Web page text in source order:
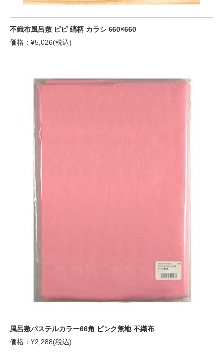
不織布風呂敷 ピピ 縞柄 カラシ 660×660
価格：¥5,026(税込)
風呂敷パステルカラー66角 ピンク無地 不織布
価格：¥2,288(税込)